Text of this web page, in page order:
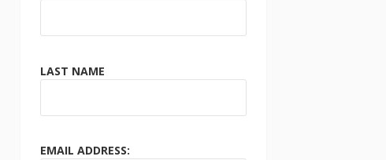
LAST NAME
EMAIL ADDRESS: